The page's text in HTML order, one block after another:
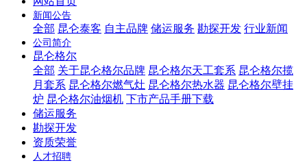
新闻公告
全部 昆仑泰客 自主品牌 储运服务 勘探开发 行业新闻
公司简介
昆仑格尔
全部 关于昆仑格尔品牌 昆仑格尔天工套系 昆仑格尔揽
月套系 昆仑格尔燃气灶 昆仑格尔热水器 昆仑格尔壁挂
炉 昆仑格尔油烟机 下市产品手册下载
储运服务
勘探开发
资质荣誉
人才招聘